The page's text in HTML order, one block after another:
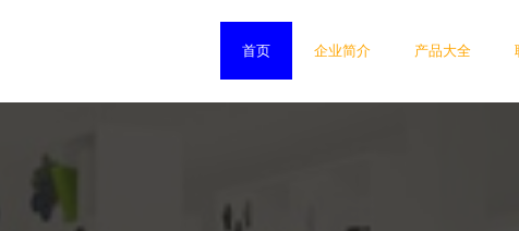
首页 企业简介 产品大全